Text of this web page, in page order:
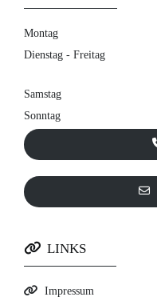
Montag
Dienstag - Freitag
Samstag
Sonntag
 LINKS
 Impressum